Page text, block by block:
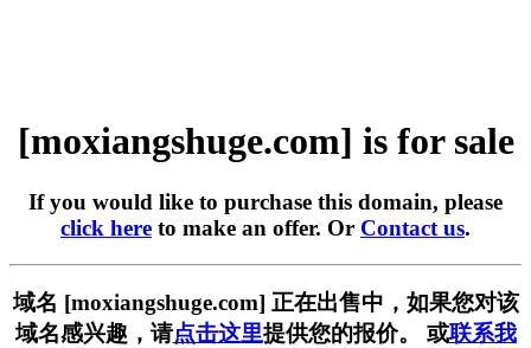
[moxiangshuge.com] is for sale
If you would like to purchase this domain, please
click here to make an offer. Or Contact us.
域名 [moxiangshuge.com] 正在出售中，如果您对该
域名感兴趣，请点击这里提供您的报价。 或联系我